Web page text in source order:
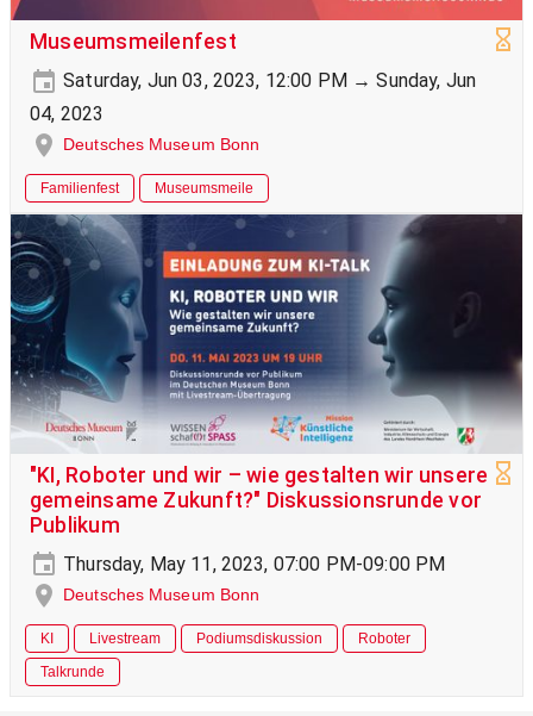
Museumsmeilenfest
Saturday, Jun 03, 2023, 12:00 PM → Sunday, Jun
04, 2023
Deutsches Museum Bonn
Familienfest Museumsmeile
"KI, Roboter und wir – wie gestalten wir unsere
gemeinsame Zukunft?" Diskussionsrunde vor
Publikum
Thursday, May 11, 2023, 07:00 PM-09:00 PM
Deutsches Museum Bonn
KI Livestream Podiumsdiskussion
Roboter
Talkrunde